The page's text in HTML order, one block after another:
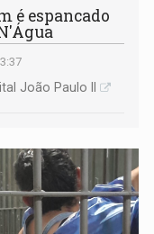
é espancado
João Paulo II